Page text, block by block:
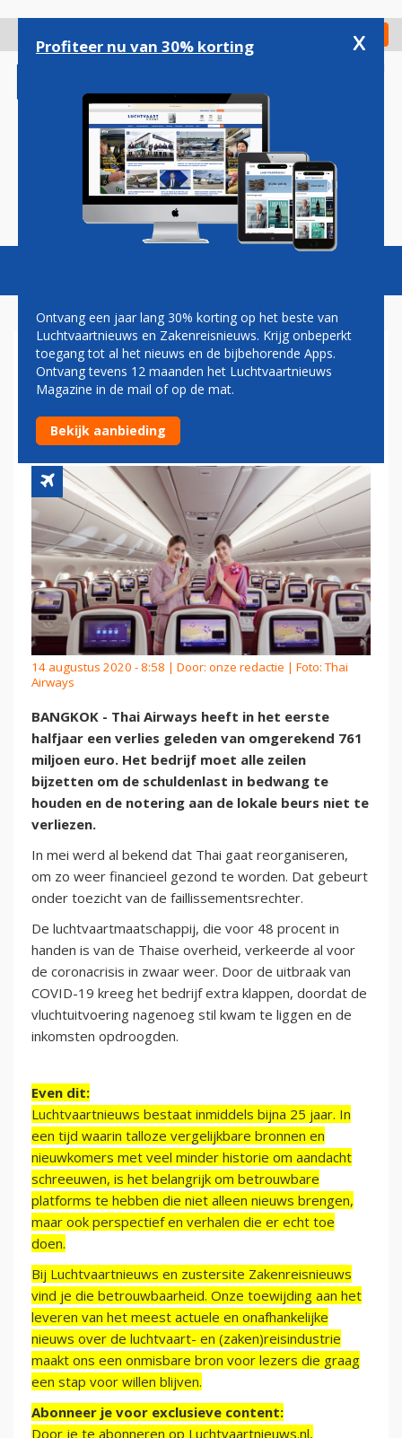
gaan
Check in
Magazine Podcasts Vacatures
THAI AIRWAYS KRIJGT EXTRA
KLAPPEN DOOR
CORONACRISIS
14 augustus 2020 - 8:58 | Door: onze redactie | Foto: Thai
Airways
BANGKOK - Thai Airways heeft in het eerste
halfjaar een verlies geleden van omgerekend 761
miljoen euro. Het bedrijf moet alle zeilen
bijzetten om de schuldenlast in bedwang te
houden en de notering aan de lokale beurs niet te
verliezen.
In mei werd al bekend dat Thai gaat reorganiseren,
om zo weer financieel gezond te worden. Dat gebeurt
onder toezicht van de faillissementsrechter.
De luchtvaartmaatschappij, die voor 48 procent in
handen is van de Thaise overheid, verkeerde al voor
de coronacrisis in zwaar weer. Door de uitbraak van
COVID-19 kreeg het bedrijf extra klappen, doordat de
vluchtuitvoering nagenoeg stil kwam te liggen en de
inkomsten opdroogden.
Even dit:
Luchtvaartnieuws bestaat inmiddels bijna 25 jaar. In
een tijd waarin talloze vergelijkbare bronnen en
nieuwkomers met veel minder historie om aandacht
schreeuwen, is het belangrijk om betrouwbare
platforms te hebben die niet alleen nieuws brengen,
maar ook perspectief en verhalen die er echt toe
doen.
Bij Luchtvaartnieuws en zustersite Zakenreisnieuws
vind je die betrouwbaarheid. Onze toewijding aan het
leveren van het meest actuele en onafhankelijke
nieuws over de luchtvaart- en (zaken)reisindustrie
maakt ons een onmisbare bron voor lezers die graag
een stap voor willen blijven.
Abonneer je voor exclusieve content:
Door je te abonneren op Luchtvaartnieuws.nl,
Profiteer nu van 30% korting x
Ontvang een jaar lang 30% korting op het beste van
Luchtvaartnieuws en Zakenreisnieuws. Krijg onbeperkt
toegang tot al het nieuws en de bijbehorende Apps.
Ontvang tevens 12 maanden het Luchtvaartnieuws
Magazine in de mail of op de mat.
Bekijk aanbieding